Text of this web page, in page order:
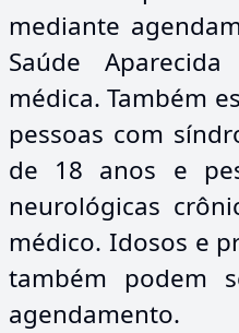
mediante
Saúde
médica. Também
pessoas com
de 18 anos e
neurológicas
médico. Idosos e
também podem
agendamento.